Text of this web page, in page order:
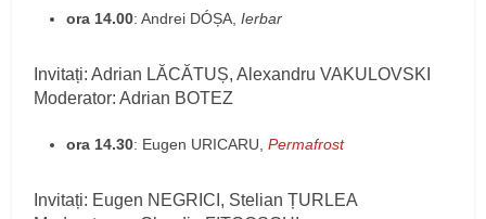
ora 14.00: Andrei DÓȘA,Ierbar
Invitați: Adrian LĂCĂTUȘ, Alexandru VAKULOVSKI
Moderator: Adrian BOTEZ
ora 14.30: Eugen URICARU,Permafrost
Invitați: Eugen NEGRICI, Stelian ȚURLEA